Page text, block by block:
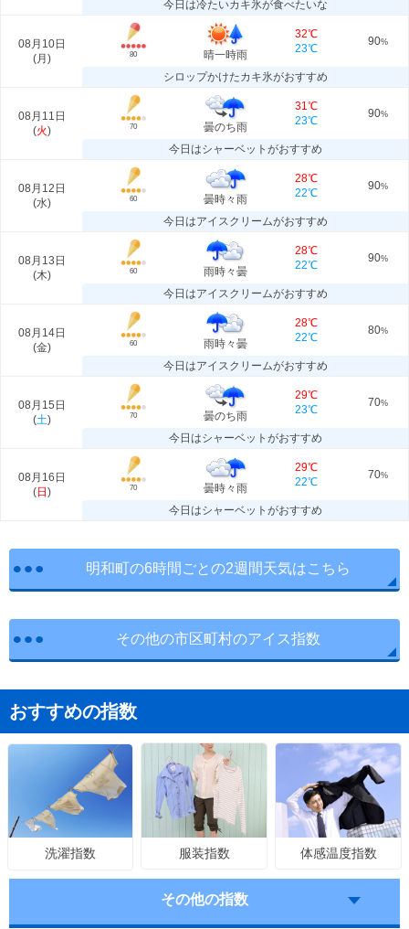
今日は冷たいカキ氷が食べたいな
08月10日
(月 ) 80 晴一時雨
32℃
23℃
90%
シロップかけたカキ氷がおすすめ
08月11日
(火) 70 曇のち雨
31℃
23℃
90%
今日はシャーベットがおすすめ
08月12日
(水) 60 曇時々雨
28℃
22℃
90%
今日はアイスクリームがおすすめ
08月13日
(木) 60 雨時々曇
28℃
22℃
90%
今日はアイスクリームがおすすめ
08月14日
(金) 60 雨時々曇
28℃
22℃
80%
今日はアイスクリームがおすすめ
08月15日
(土) 70 曇のち雨
29℃
23℃
70%
今日はシャーベットがおすすめ
08月16日
(日 ) 70 曇時々雨
29℃
22℃
70%
今日はシャーベットがおすすめ
明和町の6時間ごとの2週間天気はこちら
その他の市区町村のアイス指数
おすすめの指数
洗濯指数 服装指数 体感温度指数
その他の指数